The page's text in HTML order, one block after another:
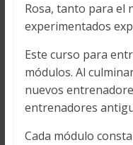
Rosa, tanto para el
experimentados
Este curso para
módulos. Al
nuevos
entrenadores
Cada módulo